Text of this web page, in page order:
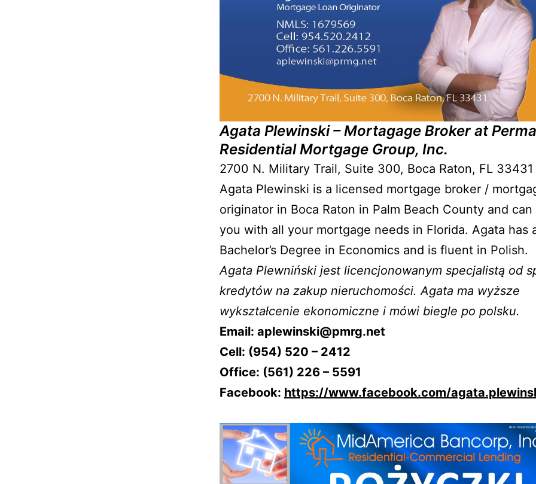
Agata Plewinski – Mortagage Broker at
Residential Mortgage Group, Inc.
2700 N. Military Trail, Suite 300, Boca Raton, FL 33431
Agata Plewinski is a licensed mortgage broker /
originator in Boca Raton in Palm Beach County and
you with all your mortgage needs in Florida. Agata has
Bachelor’s Degree in Economics and is fluent in Polish.
Agata Plewniński jest licencjonowanym specjalistą od
kredytów na zakup nieruchomości. Agata ma wyższe
wykształcenie ekonomiczne i mówi biegle po polsku.
Email: aplewinski@pmrg.net
Cell: (954) 520 – 2412
Office: (561) 226 – 5591
Facebook: https://www.facebook.com/